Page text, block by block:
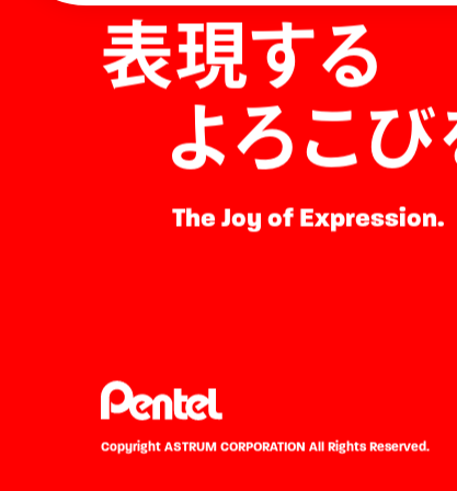
表現する
よろこび
The Joy of Expression.
Copyright ASTRUM CORPORATION All Rights Reserved.